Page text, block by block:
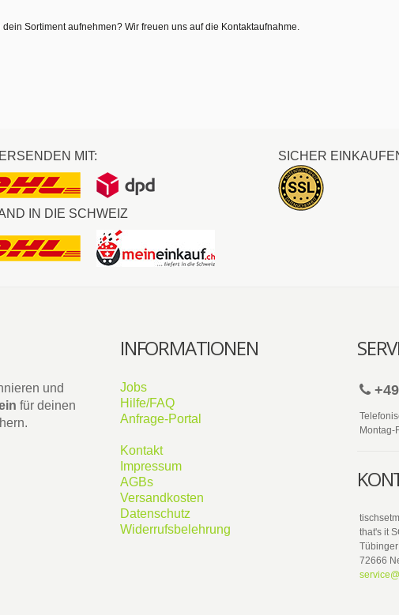
Sortiment aufnehmen? Wir freuen uns auf die Kontaktaufnahme.
MIT:
IN DIE SCHWEIZ
SICHER
und
für deinen
INFORMATIONEN
Jobs
Hilfe/FAQ
Anfrage-Portal
Kontakt
Impressum
AGBs
Versandkosten
Datenschutz
Widerrufsbelehrung
Montag-
that's it
72666